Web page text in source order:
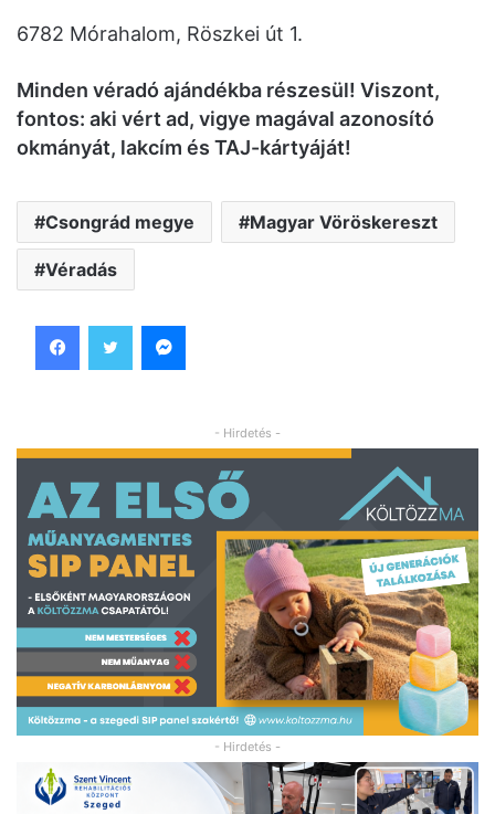
6782 Mórahalom, Röszkei út 1.
Minden véradó ajándékba részesül! Viszont,
fontos: aki vért ad, vigye magával azonosító
okmányát, lakcím és TAJ-kártyáját!
Csongrád megye Magyar Vöröskereszt
Véradás
- Hirdetés -
- Hirdetés -